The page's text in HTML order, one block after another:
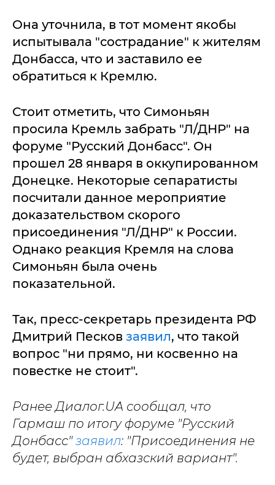
Она уточнила, в тот момент якобы
испытывала "сострадание" к жителям
Донбасса, что и заставило ее
обратиться к Кремлю.
Стоит отметить, что Симоньян
просила Кремль забрать "Л/ДНР" на
форуме "Русский Донбасс". Он
прошел 28 января в оккупированном
Донецке. Некоторые сепаратисты
посчитали данное мероприятие
доказательством скорого
присоединения "Л/ДНР" к России.
Однако реакция Кремля на слова
Симоньян была очень
показательной.
Так, пресс-секретарь президента РФ
Дмитрий Песков заявил, что такой
вопрос "ни прямо, ни косвенно на
повестке не стоит".
Ранее Диалог.UA сообщал, что
Гармаш по итогу форуме "Русский
Донбасс"заявил: "Присоединения не
будет, выбран абхазский вариант".